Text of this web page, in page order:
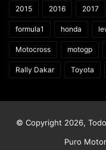
2015 2016 2017
formula1 honda
Motocross motogp
Rally Dakar Toyota
© Copyright 2026,
Puro